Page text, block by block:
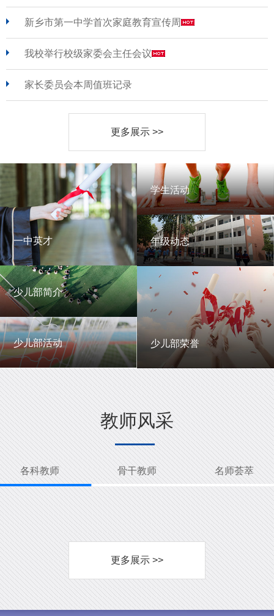
新乡市第一中学首次家庭教育宣传周
我校举行校级家委会主任会议
家长委员会本周值班记录
更多展示 >>
一中英才
一中英才
少儿部简介
少儿部简介
少儿部活动
少儿部活动
学生活动
学生活动
年级动态
年级动态
少儿部荣誉
少儿部荣誉
教师风采
各科教师 骨干教师 名师荟萃
更多展示 >>